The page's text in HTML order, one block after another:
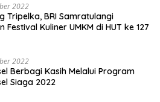
2022
Tripelka, BRI Samratulangi
Festival Kuliner UMKM di HUT ke 127
2022
Berbagi Kasih Melalui Program
Siaga 2022